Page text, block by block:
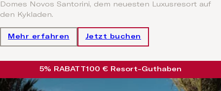
Domes Novos Santorini, dem neuesten Luxusresort auf
den Kykladen.
Mehr erfahren Jetzt buchen
5% RABATT100 € Resort-Guthaben